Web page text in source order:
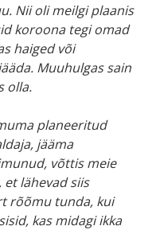
Nii oli meilgi plaanis
koroona tegi omad
haiged või
Muuhulgas sain
olla.
planeeritud
jääma
võttis meie
lähevad siis
rõõmu tunda, kui
kas midagi ikka